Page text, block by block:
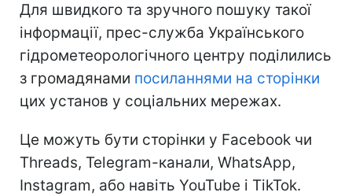
Для швидкого та зручного пошуку такої
інформації, прес-служба Українського
гідрометеорологічного центру поділились
з громадянами посиланнями на сторінки
цих установ у соціальних мережах.
Це можуть бути сторінки у Facebook чи
Threads, Telegram-канали, WhatsApp,
Instagram, або навіть YouTube і TikTok.